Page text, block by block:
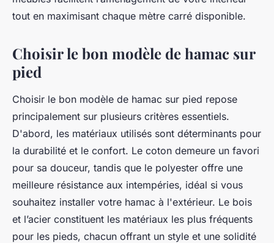
tout en maximisant chaque mètre carré disponible.
Choisir le bon modèle de hamac sur
pied
Choisir le bon modèle de hamac sur pied repose
principalement sur plusieurs critères essentiels.
D'abord, les matériaux utilisés sont déterminants pour
la durabilité et le confort. Le coton demeure un favori
pour sa douceur, tandis que le polyester offre une
meilleure résistance aux intempéries, idéal si vous
souhaitez installer votre hamac à l'extérieur. Le bois
et l’acier constituent les matériaux les plus fréquents
pour les pieds, chacun offrant un style et une solidité